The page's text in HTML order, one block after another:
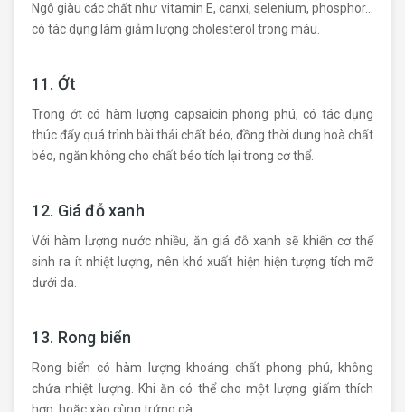
Ngô giàu các chất như vitamin E, canxi, selenium, phosphor…
có tác dụng làm giảm lượng cholesterol trong máu.
11. Ớt
Trong ớt có hàm lượng capsaicin phong phú, có tác dụng
thúc đẩy quá trình bài thải chất béo, đồng thời dung hoà chất
béo, ngăn không cho chất béo tích lại trong cơ thể.
12. Giá đỗ xanh
Với hàm lượng nước nhiều, ăn giá đỗ xanh sẽ khiến cơ thể
sinh ra ít nhiệt lượng, nên khó xuất hiện hiện tượng tích mỡ
dưới da.
13. Rong biển
Rong biển có hàm lượng khoáng chất phong phú, không
chứa nhiệt lượng. Khi ăn có thể cho một lượng giấm thích